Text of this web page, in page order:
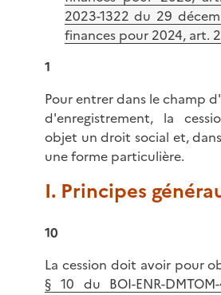
2023-1322 du 29
finances pour 2024, art.
1
Pour entrer dans le champ
d'enregistrement, la
objet un droit social et,
une forme particulière.
I. Principes
10
La cession doit avoir pour
§ 10 du BOI-ENR-